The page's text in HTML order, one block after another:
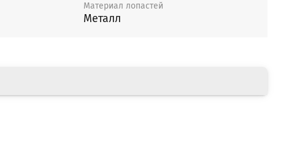
Материал лопастей
Металл